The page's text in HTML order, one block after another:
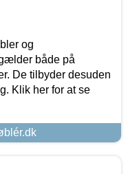
og
både på
De tilbyder desuden
Klik her for at se